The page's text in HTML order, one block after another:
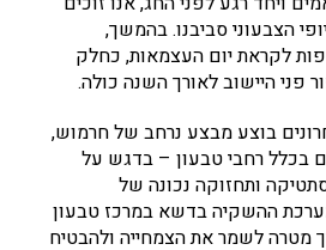
הצבעוני סביבנו. בהמשך,
לקראת יום העצמאות, כחלק
פני היישוב לאורך השנה כולה.
בוצע מבצע נרחב של חרמוש,
בכלל רחבי טבעון – בדגש על
ותחזוקה נכונה של
ההשקיה בדשא במרכז טבעון
מטרה לשמר את הצמחייה ולהבטיח